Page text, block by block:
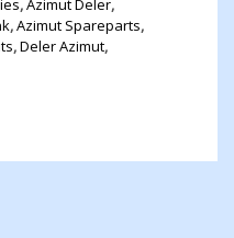
,Azimut Deler,
,Azimut Spareparts,
,Deler Azimut,